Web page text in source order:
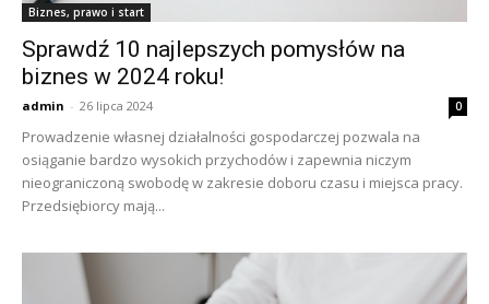
Biznes, prawo i start
Sprawdź 10 najlepszych pomysłów na
biznes w 2024 roku!
admin - 26 lipca 2024 0
Prowadzenie własnej działalności gospodarczej pozwala na
osiąganie bardzo wysokich przychodów i zapewnia niczym
nieograniczoną swobodę w zakresie doboru czasu i miejsca pracy.
Przedsiębiorcy mają...